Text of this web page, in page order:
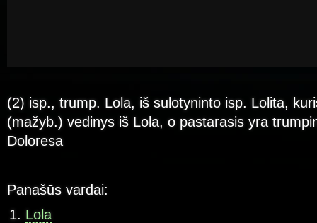
(2) isp., trump. Lola, iš sulotyninto isp. Lolita,
(mažyb.) vedinys iš Lola, o pastarasis yra
Doloresa
Panašūs vardai:
Lola